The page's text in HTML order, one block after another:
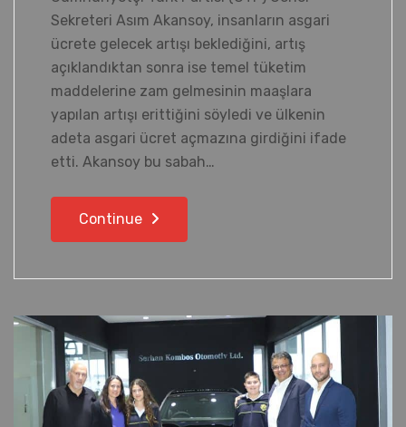
Sekreteri Asım Akansoy, insanların asgari
ücrete gelecek artışı beklediğini, artış
açıklandıktan sonra ise temel tüketim
maddelerine zam gelmesinin maaşlara
yapılan artışı erittiğini söyledi ve ülkenin
adeta asgari ücret açmazına girdiğini ifade
etti. Akansoy bu sabah…
Continue